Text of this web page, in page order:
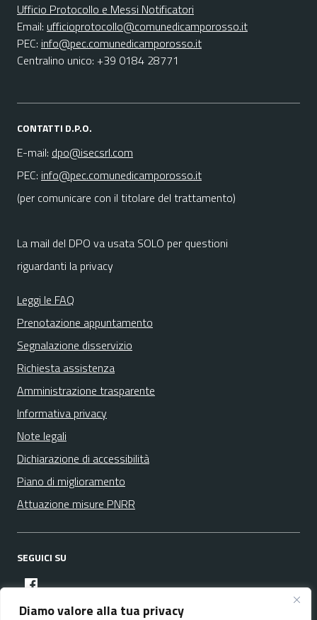
Diamo valore alla tua privacy
Ufficio Protocollo e Messi Notificatori
Email: ufficioprotocollo@comunedicamporosso.it
PEC: info@pec.comunedicamporosso.it
Centralino unico: +39 0184 28771
CONTATTI D.P.O.
E-mail: dpo@isecsrl.com
PEC: info@pec.comunedicamporosso.it
(per comunicare con il titolare del trattamento)
La mail del DPO va usata SOLO per questioni
riguardanti la privacy
Leggi le FAQ
Prenotazione appuntamento
Segnalazione disservizio
Richiesta assistenza
Amministrazione trasparente
Informativa privacy
Note legali
Dichiarazione di accessibilità
Piano di miglioramento
Attuazione misure PNRR
SEGUICI SU
facebook